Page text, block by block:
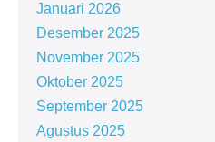
Januari 2026
Desember 2025
November 2025
Oktober 2025
September 2025
Agustus 2025